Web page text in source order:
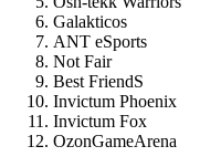
Galakticos
ANT eSports
Not Fair
Best FriendS
Invictum Phoenix
Invictum Fox
OzonGameArena